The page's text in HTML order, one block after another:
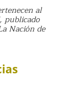
al
publicado
Nación de